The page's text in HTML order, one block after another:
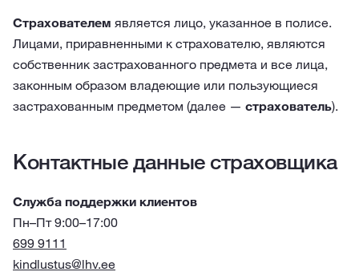
Страхователем является лицо, указанное в полисе.
Лицами, приравненными к страхователю, являются
собственник застрахованного предмета и все лица,
законным образом владеющие или пользующиеся
застрахованным предметом (далее — страхователь).
Контактные данные страховщика
Служба поддержки клиентов
Пн–Пт 9:00–17:00
699 9111
kindlustus@lhv.ee